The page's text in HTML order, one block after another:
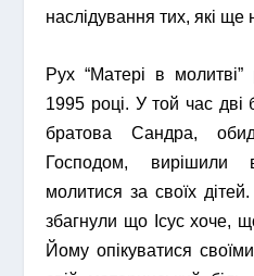
наслідування тих, які ще
Рух “Матері в молитві”
1995 році. У той час дві
братова Сандра,
Господом, вирішили
молитися за своїх
збагнули що Ісус хоче,
Йому опікуватися